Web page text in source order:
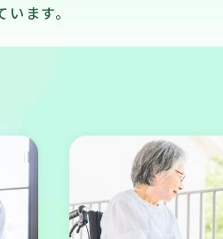
ます。